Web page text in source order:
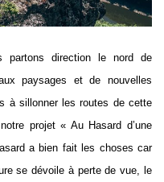
partons direction le nord de
paysages et de nouvelles
à sillonner les routes de cette
projet « Au Hasard d’une
a bien fait les choses car
se dévoile à perte de vue, le